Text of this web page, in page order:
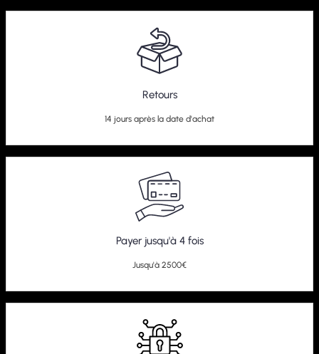
Retours
14 jours après la date d'achat
Payer jusqu'à 4 fois
Jusqu'à 2500€